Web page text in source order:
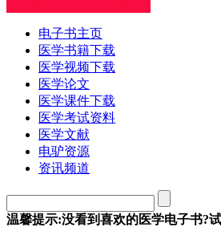
电子书主页
医学书籍下载
医学视频下载
医学论文
医学课件下载
医学考试资料
医学文献
电驴资源
资讯频道
温馨提示:没看到喜欢的医学电子书?